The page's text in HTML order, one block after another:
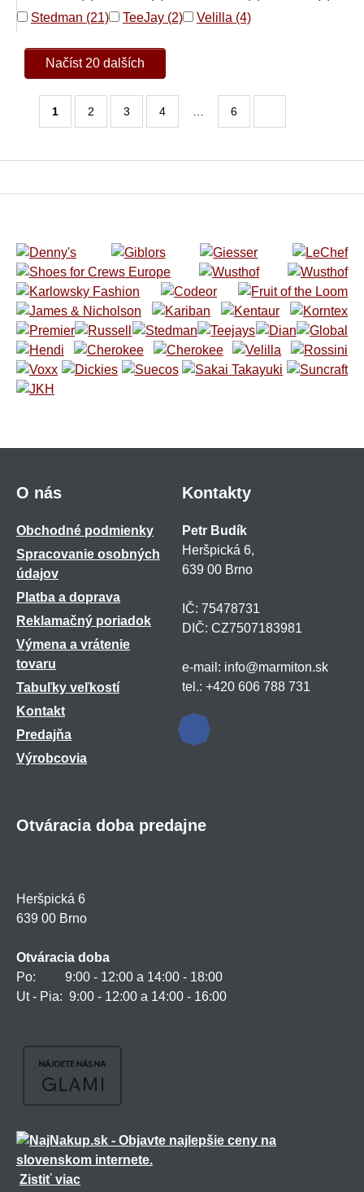
Stedman (21)
TeeJay (2) Velilla (4)
Načíst 20 dalších
1 2 3 4 6
O nás
Obchodné podmienky
Spracovanie osobných
údajov
Platba a doprava
Reklamačný poriadok
Výmena a vrátenie
tovaru
Tabuľky veľkostí
Kontakt
Predajňa
Výrobcovia
Kontakty
Petr Budík
Heršpická 6,
639 00 Brno
IČ: 75478731
DIČ: CZ7507183981
e-mail: info@marmiton.sk
tel.: +420 606 788 731
Otváracia doba predajne
Heršpická 6
639 00 Brno
Otváracia doba
Po: 9:00 - 12:00 a 14:00 - 18:00
Ut - Pia: 9:00 - 12:00 a 14:00 - 16:00
Zistiť viac